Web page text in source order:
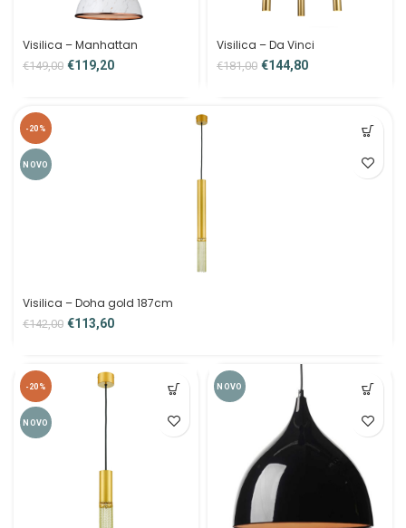
Visilica – Manhattan
€149,00 €119,20
Visilica – Da Vinci
€181,00 €144,80
-20%
NOVO
Visilica – Doha gold 187cm
€142,00 €113,60
-20%
NOVO
NOVO